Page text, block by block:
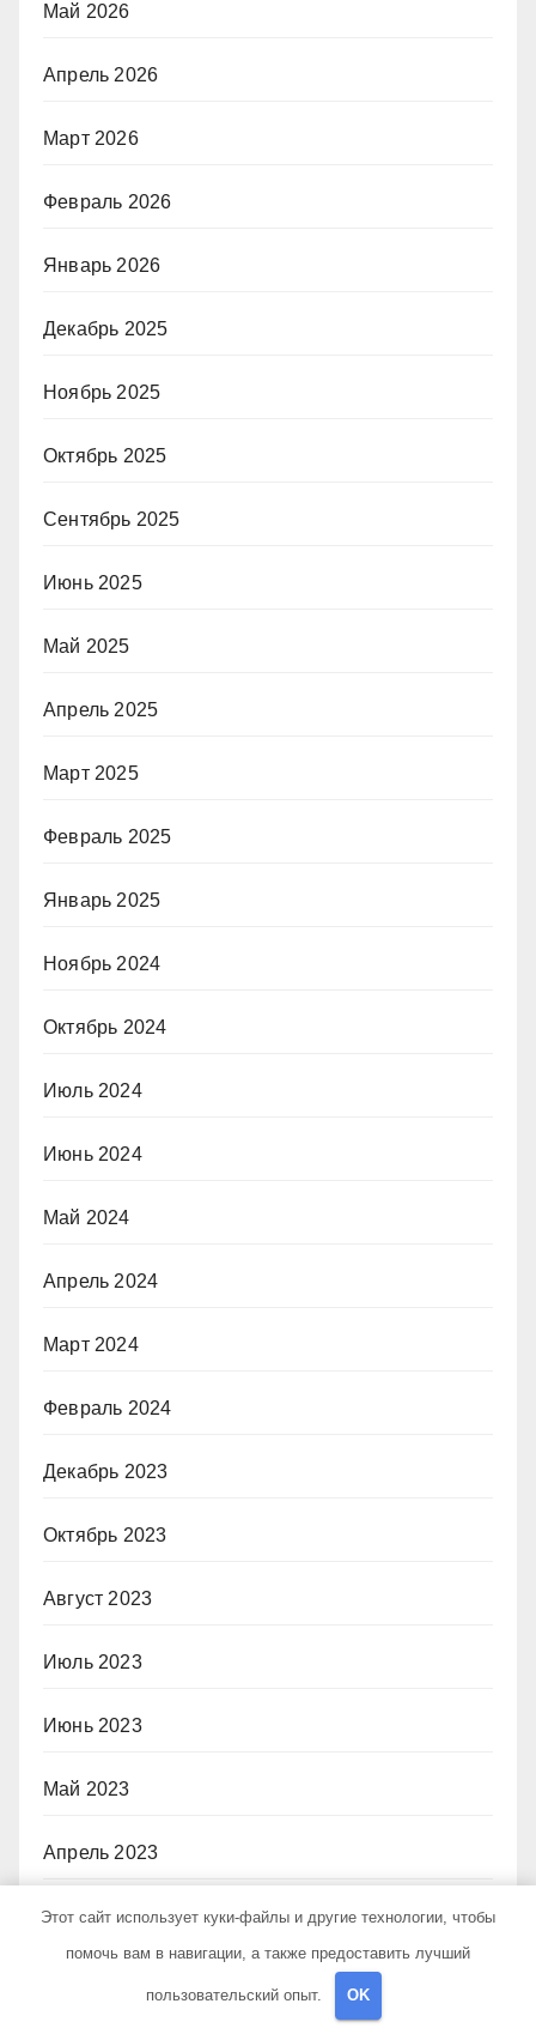
Май 2026
Апрель 2026
Март 2026
Февраль 2026
Январь 2026
Декабрь 2025
Ноябрь 2025
Октябрь 2025
Сентябрь 2025
Июнь 2025
Май 2025
Апрель 2025
Март 2025
Февраль 2025
Январь 2025
Ноябрь 2024
Октябрь 2024
Июль 2024
Июнь 2024
Май 2024
Апрель 2024
Март 2024
Февраль 2024
Декабрь 2023
Октябрь 2023
Август 2023
Июль 2023
Июнь 2023
Май 2023
Апрель 2023
Март 2023
Этот сайт использует куки-файлы и другие технологии, чтобы
помочь вам в навигации, а также предоставить лучший
пользовательский опыт. OK